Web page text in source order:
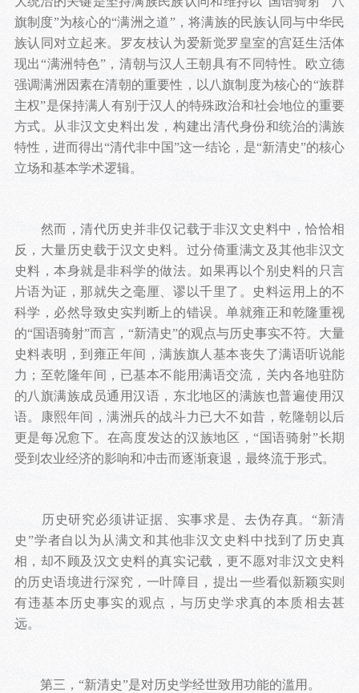
旗制度”为核心的“满洲之道”，将满族的民族认同与中华民
族认同对立起来。罗友枝认为爱新觉罗皇室的宫廷生活体
现出“满洲特色”，清朝与汉人王朝具有不同特性。欧立德
强调满洲因素在清朝的重要性，以八旗制度为核心的“族群
主权”是保持满人有别于汉人的特殊政治和社会地位的重要
方式。从非汉文史料出发，构建出清代身份和统治的满族
特性，进而得出“清代非中国”这一结论，是“新清史”的核心
立场和基本学术逻辑。
然而，清代历史并非仅记载于非汉文史料中，恰恰相
反，大量历史载于汉文史料。过分倚重满文及其他非汉文
史料，本身就是非科学的做法。如果再以个别史料的只言
片语为证，那就失之毫厘、谬以千里了。史料运用上的不
科学，必然导致史实判断上的错误。单就雍正和乾隆重视
的“国语骑射”而言，“新清史”的观点与历史事实不符。大量
史料表明，到雍正年间，满族旗人基本丧失了满语听说能
力；至乾隆年间，已基本不能用满语交流，关内各地驻防
的八旗满族成员通用汉语，东北地区的满族也普遍使用汉
语。康熙年间，满洲兵的战斗力已大不如昔，乾隆朝以后
更是每况愈下。在高度发达的汉族地区，“国语骑射”长期
受到农业经济的影响和冲击而逐渐衰退，最终流于形式。
历史研究必须讲证据、实事求是、去伪存真。“新清
史”学者自以为从满文和其他非汉文史料中找到了历史真
相，却不顾及汉文史料的真实记载，更不愿对非汉文史料
的历史语境进行深究，一叶障目，提出一些看似新颖实则
有违基本历史事实的观点，与历史学求真的本质相去甚
远。
第三，“新清史”是对历史学经世致用功能的滥用。